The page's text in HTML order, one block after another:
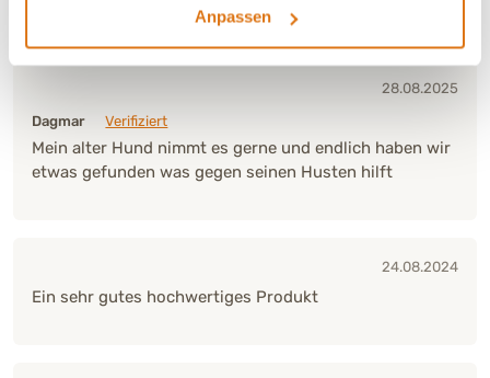
Anpassen
Ja, ich empfehle dieses Produkt
28.08.2025
Dagmar
Verifiziert
Mein alter Hund nimmt es gerne und endlich haben wir
etwas gefunden was gegen seinen Husten hilft
24.08.2024
Ein sehr gutes hochwertiges Produkt